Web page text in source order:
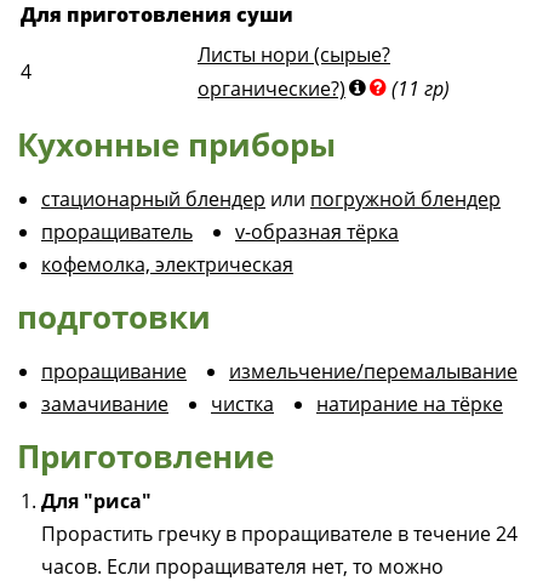
Для приготовления суши
4
Листы нори (сырые?
органические?)
(11 гр)
Кухонные приборы
стационарный блендер или погружной блендер
проращиватель
v-образная тёрка
кофемолка, электрическая
подготовки
проращивание
измельчение/перемалывание
замачивание
чистка натирание на тёрке
Приготовление
Для "риса"
Прорастить гречку в проращивателе в течение 24
часов. Если проращивателя нет, то можно